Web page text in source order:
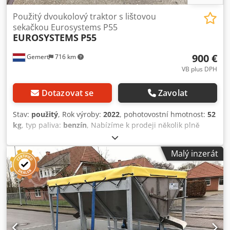
Gemert 716 km
Použitý dvoukolový traktor s lištovou
sekačkou Eurosystems P55
EUROSYSTEMS P55
900 €
VB plus DPH
Dotazovat se Zavolat
Stav: použitý, Rok výroby: 2022, pohotovostní hmotnost: 52
kg, typ paliva: benzín, Nabízíme k prodeji několik plně
funkčních dvoukolek s motorem a žací lištou: Motor Briggs
& Stratton Výkon 4,5 koní Žací lišta o šířce 87 cm
Dsdpfezqhpxsx Apqewa Samohybný, jízda vpřed i vzad Ve
velmi dobrém stavu! Cena: 900 EUR bez DPH K dispozici
více kusů!
Malý inzerát